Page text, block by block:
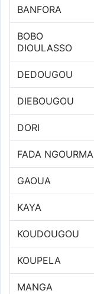
BANFORA
BOBO
DIOULASSO
DEDOUGOU
DIEBOUGOU
DORI
FADA NGOURMA
GAOUA
KAYA
KOUDOUGOU
KOUPELA
MANGA